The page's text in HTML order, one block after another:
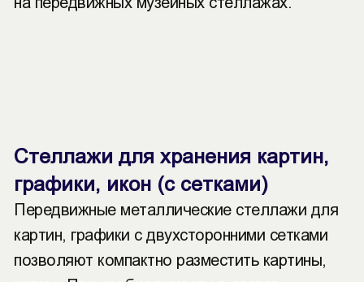
Стеллажи для хранения картин,
графики, икон (с сетками)
Передвижные металлические стеллажи для
картин, графики с двухсторонними сетками
позволяют компактно разместить картины,